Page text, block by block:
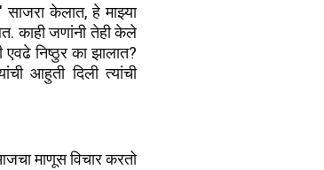
साजरा केलात, हे माझ्या
काही जणांनी तेही केले
एवढे निष्ठुर का झालात?
आहुती दिली त्यांची
माणूस विचार करतो